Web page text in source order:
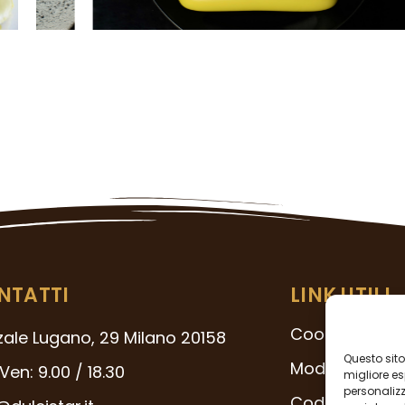
Questo
migliore
Lugano, 29 Milano 20158
9.00 / 18.30
LINK UTILI
Cookie Policy
Modello 231